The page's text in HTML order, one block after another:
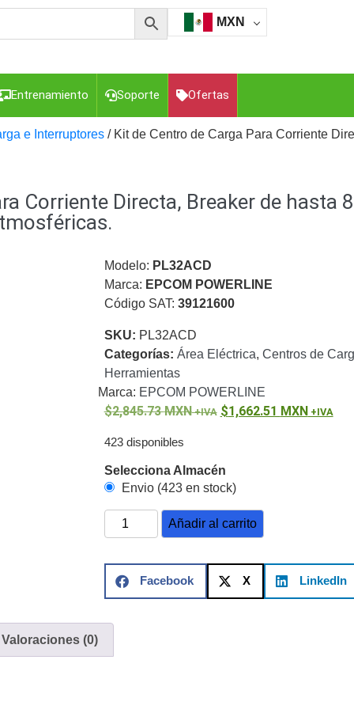
MXN
Entrenamiento Soporte Ofertas
Gabinetes de Acero para DVR y NVRGabinetes para
Blanca Kits Extensores, Convertidores , Divisores, HDMI,
Cable Coaxial y ConectoresCables Armados -
Para Alimentación y ElectricidadRG59 Tipo
BalaCodificadores y Decodificadores de
Fisheye y HemisféricasLente Motorizado
TérmicasWiFi / 4G / Inalámbricas
Videograbadoras Analógicas - TurboHD TVI / AHD / CVI
Fuentes de Alimentación
Fuentes de Alimentación con
PoE de Largo AlcanceUPS - No Break
TurboHD de 8 Canales
e Interruptores / Kit de Centro de Carga Para Corriente
Corriente Directa, Breaker de hasta
Modelo: PL32ACD
Marca: EPCOM POWERLINE
Código SAT: 39121600
SKU: PL32ACD
Categorías: Área Eléctrica, Centros de
Herramientas
Marca: EPCOM POWERLINE
2,845.73MXN 1,662.51 MXN
423 disponibles
Selecciona Almacén
Envio (423 en stock)
Añadir al carrito
Facebook X LinkedIn
Valoraciones (0)